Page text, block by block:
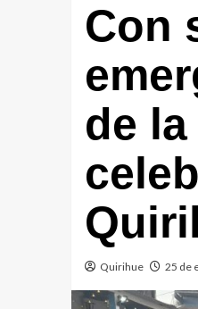
Con
de
Quirihue 25 de